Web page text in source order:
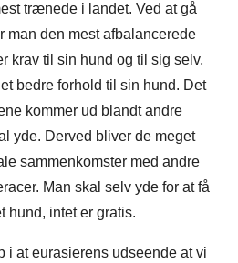
trænede i landet. Ved at gå
man den mest afbalancerede
krav til sin hund og til sig selv,
bedre forhold til sin hund. Det
kommer ud blandt andre
yde. Derved bliver de meget
sammenkomster med andre
Man skal selv yde for at få
hund, intet er gratis.
i at eurasierens udseende at vi